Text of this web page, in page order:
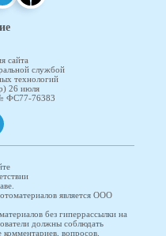
сайта
службой
технологий
26 июля
ФС77-76383
является ООО
без гиперрассылки на
должны соблюдать
вопросов,